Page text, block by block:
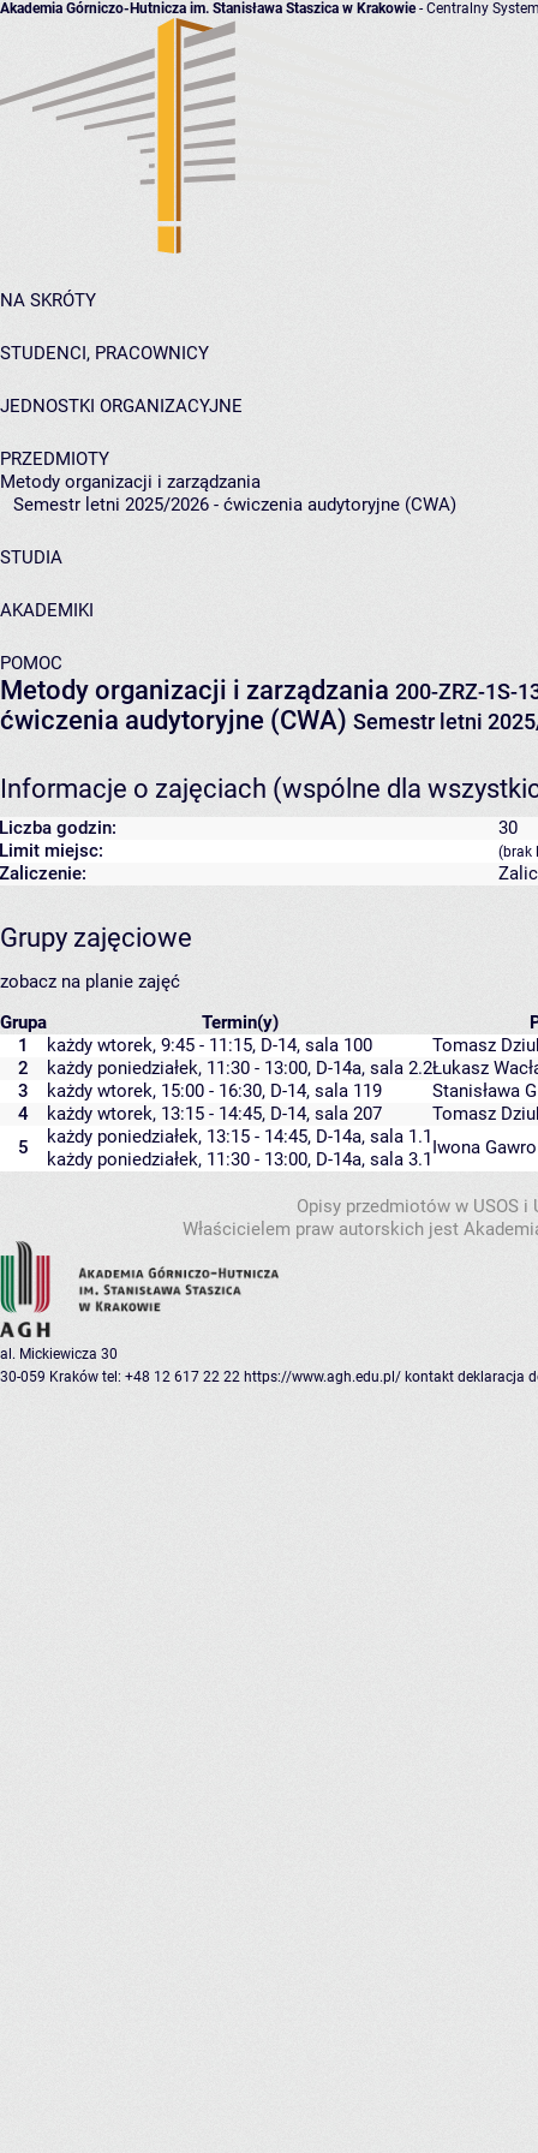
Akademia Górniczo-Hutnicza im. Stanisława Staszica w Krakowie- Centralny
NA SKRÓTY
STUDENCI, PRACOWNICY
JEDNOSTKI ORGANIZACYJNE
PRZEDMIOTY
Metody organizacji i zarządzania
Semestr letni 2025/2026 - ćwiczenia audytoryjne (CWA)
STUDIA
AKADEMIKI
POMOC
Metody organizacji i zarządzania 200-ZRZ-1S-
ćwiczenia audytoryjne (CWA) Semestr letni
Informacje o zajęciach (wspólne dla
Liczba godzin:
30
Limit miejsc:
(brak
Zaliczenie:
Grupy zajęciowe
zobacz na planie zajęć
Grupa
Termin(y)
1
każdy wtorek, 9:45 - 11:15, D-14, sala 100
Tomasz
2
każdy poniedziałek, 11:30 - 13:00, D-14a, sala 2.2Łukasz
3
każdy wtorek, 15:00 - 16:30, D-14, sala 119
Stanisława
4
każdy wtorek, 13:15 - 14:45, D-14, sala 207
Tomasz
5
każdy poniedziałek, 13:15 - 14:45, D-14a, sala 1.1
każdy poniedziałek, 11:30 - 13:00, D-14a, sala 3.1
Iwona
Opisy przedmiotów w USOS
Właścicielem praw autorskich jest
al. Mickiewicza 30
30-059 Kraków tel: +48 12 617 22 22 https://www.agh.edu.pl/ kontakt deklaracja